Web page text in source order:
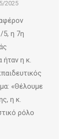
2025
5, η 7η
η κ.
«Θέλουμε
η κ.
ρόλο